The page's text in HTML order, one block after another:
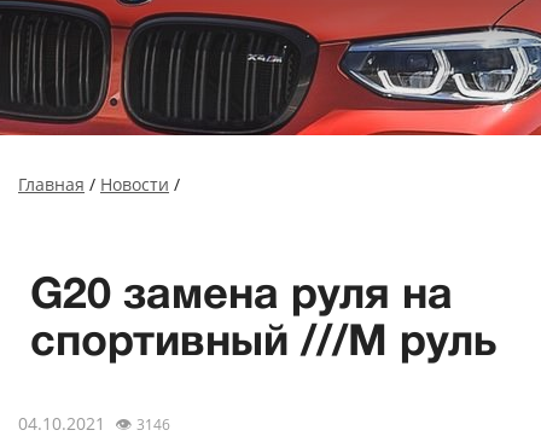
Главная / Новости /
G20 замена руля на
спортивный ///M руль
04.10.2021 👁 3146